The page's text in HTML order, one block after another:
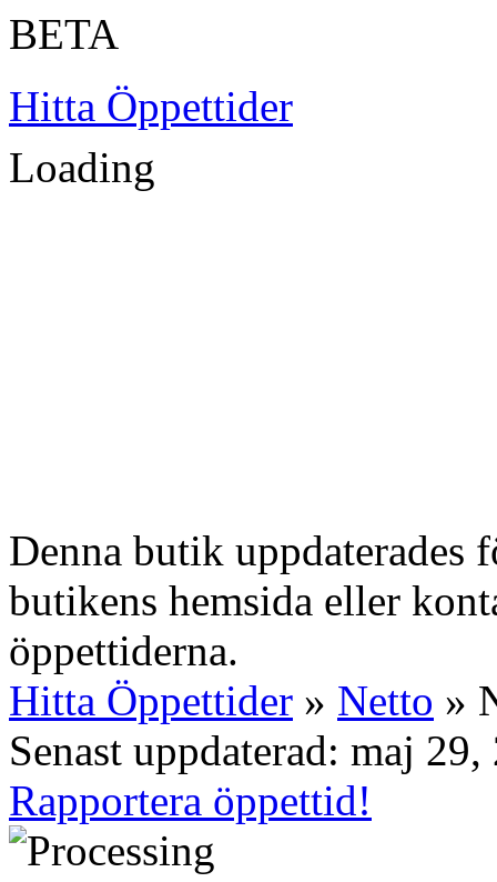
BETA
Hitta Öppettider
Loading
Denna butik uppdaterades
butikens hemsida eller
öppettiderna.
Hitta Öppettider » Netto »
Senast uppdaterad: maj 29,
Rapportera öppettid!